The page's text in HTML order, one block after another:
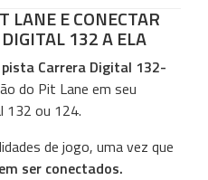
LANE E CONECTAR
132 A ELA
Carrera Digital 132-
do Pit Lane em seu
132 ou 124.
de jogo, uma vez que
ser conectados.